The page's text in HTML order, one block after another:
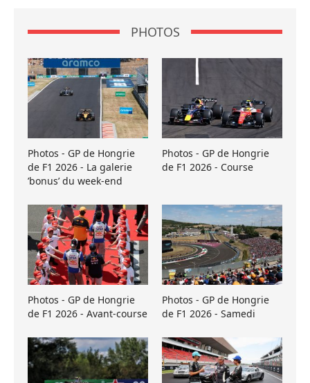
PHOTOS
Photos - GP de Hongrie
de F1 2026 - La galerie
’bonus’ du week-end
Photos - GP de Hongrie
de F1 2026 - Course
Photos - GP de Hongrie
de F1 2026 - Avant-course
Photos - GP de Hongrie
de F1 2026 - Samedi